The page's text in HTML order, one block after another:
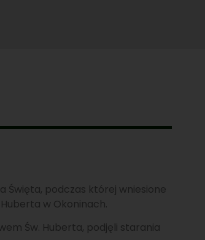
Święta, podczas której wniesione
w Okoninach.
Św. Huberta, podjęli starania